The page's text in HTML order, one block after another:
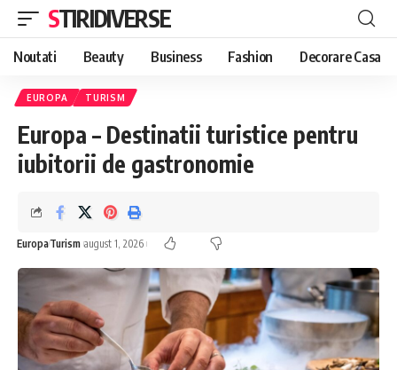
STIRIDIVERSE
Noutati Beauty Business Fashion Decorare Casa
EUROPA TURISM
Europa – Destinatii turistice pentru
iubitorii de gastronomie
EuropaTurism august 1, 2026